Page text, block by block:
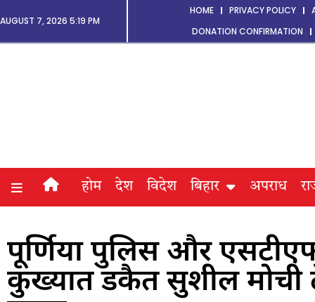
AUGUST 7, 2026 5:19 PM
HOME PRIVACY POLICY
DONATION CONFIRMATION
होम देश विदेश बिहार अपराध
पूर्णिया पुलिस और
कुख्यात डकैत सुशील मोची